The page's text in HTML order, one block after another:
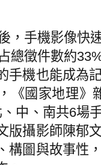
，手機影像快
總徵件數約
手機也能成為
《國家地理》
中、南共6場
版攝影師陳郁
構圖與故事性